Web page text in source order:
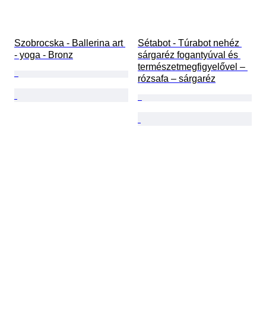
Szobrocska - Ballerina art
- yoga - Bronz
Sétabot - Túrabot nehéz
sárgaréz fogantyúval és
természetmegfigyelővel –
rózsafa – sárgaréz